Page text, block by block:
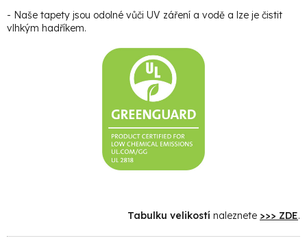
- Naše tapety jsou odolné vůči UV záření a vodě a lze je čistit
vlhkým hadříkem.
Tabulku velikostí naleznete >>> ZDE.